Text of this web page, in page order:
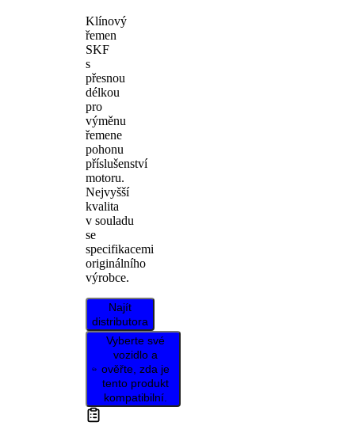
Klínový
řemen
SKF
s
přesnou
délkou
pro
výměnu
řemene
pohonu
příslušenství
motoru.
Nejvyšší
kvalita
v souladu
se
specifikacemi
originálního
výrobce.
Najít
distributora
Vyberte své
vozidlo a
ověřte, zda je
tento produkt
kompatibilní.